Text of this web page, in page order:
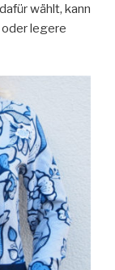
wählt, kann
legere